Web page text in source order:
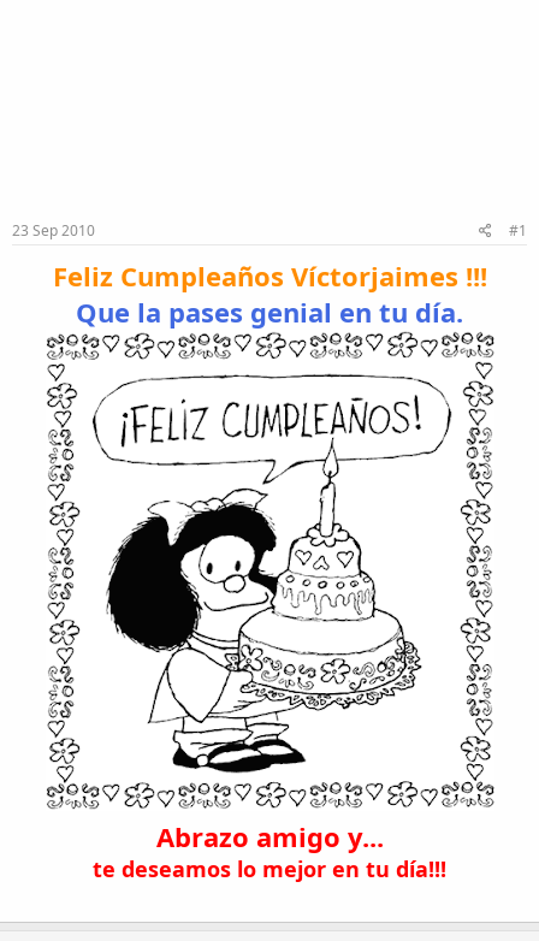
23 Sep 2010 #1
Feliz Cumpleaños Víctorjaimes !!!
Que la pases genial en tu día.
Abrazo amigo y...
te deseamos lo mejor en tu día!!!